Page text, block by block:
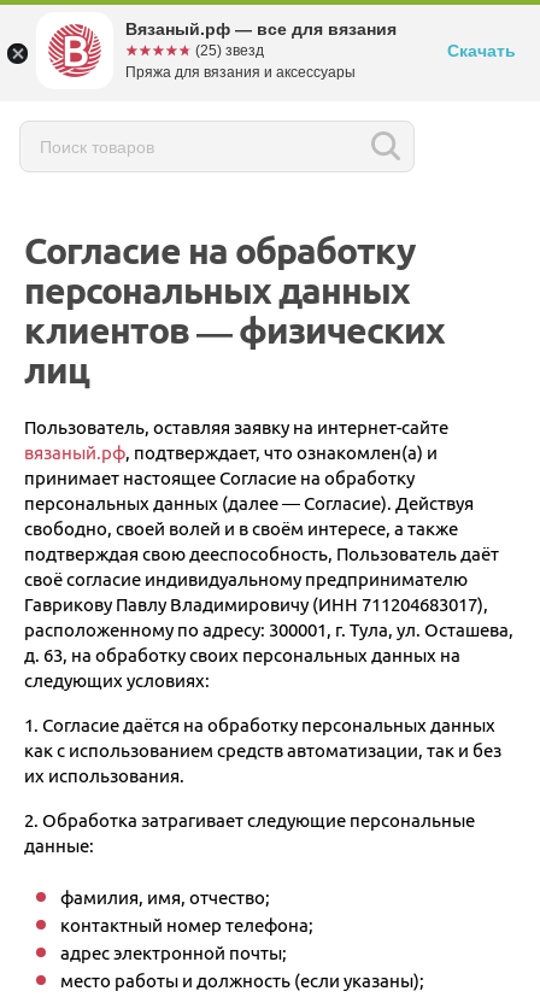
Согласие на обработку
персональных данных
клиентов — физических
лиц
Пользователь, оставляя заявку на интернет-сайте
вязаный.рф, подтверждает, что ознакомлен(а) и
принимает настоящее Согласие на обработку
персональных данных (далее — Согласие). Действуя
свободно, своей волей и в своём интересе, а также
подтверждая свою дееспособность, Пользователь даёт
своё согласие индивидуальному предпринимателю
Гаврикову Павлу Владимировичу (ИНН 711204683017),
расположенному по адресу: 300001, г. Тула, ул. Осташева,
д. 63, на обработку своих персональных данных на
следующих условиях:
1. Согласие даётся на обработку персональных данных
как с использованием средств автоматизации, так и без
их использования.
2. Обработка затрагивает следующие персональные
данные:
фамилия, имя, отчество;
контактный номер телефона;
адрес электронной почты;
место работы и должность (если указаны);
Вязаный.рф — все для вязания
☆☆☆☆☆
★★★★★ (25) звезд
Пряжа для вязания и аксессуары
Скачать